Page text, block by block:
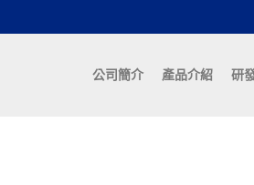
公司簡介 產品介紹 研